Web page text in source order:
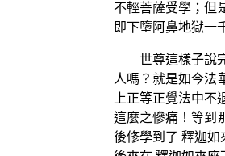
不輕菩薩受學；但
即下墮阿鼻地獄一
世尊這樣子說
人嗎？就是如今法
上正等正覺法中
這麼之慘痛！等到
後修學到了 釋迦